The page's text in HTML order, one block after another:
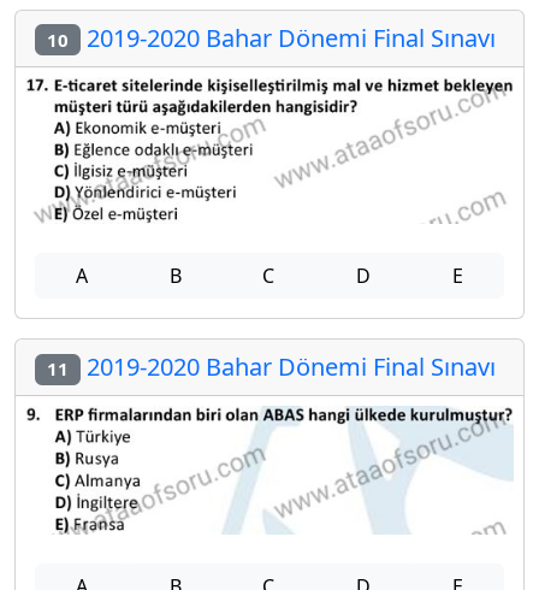
10 2019-2020 Bahar Dönemi Final Sınavı
A B C D E
11 2019-2020 Bahar Dönemi Final Sınavı